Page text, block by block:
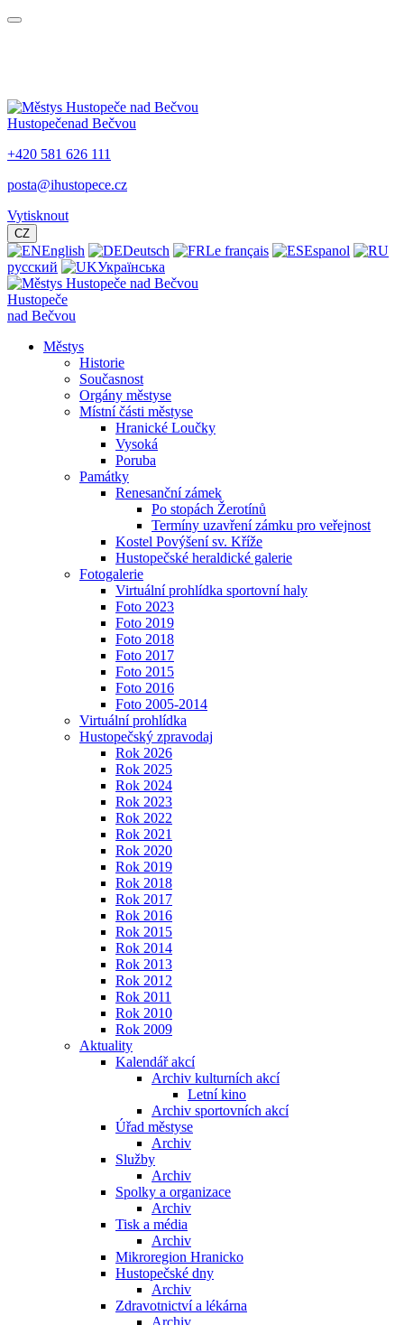
Hustopečenad Bečvou
+420 581 626 111
posta@ihustopece.cz
Vytisknout
CZ
English Deutsch Le français
Espanol
русский
Українська
Hustopeče
nad Bečvou
Městys
Historie
Současnost
Orgány městyse
Místní části městyse
Hranické Loučky
Vysoká
Poruba
Památky
Renesanční zámek
Po stopách Žerotínů
Termíny uzavření zámku pro veřejnost
Kostel Povýšení sv. Kříže
Hustopečské heraldické galerie
Fotogalerie
Virtuální prohlídka sportovní haly
Foto 2023
Foto 2019
Foto 2018
Foto 2017
Foto 2015
Foto 2016
Foto 2005-2014
Virtuální prohlídka
Hustopečský zpravodaj
Rok 2026
Rok 2025
Rok 2024
Rok 2023
Rok 2022
Rok 2021
Rok 2020
Rok 2019
Rok 2018
Rok 2017
Rok 2016
Rok 2015
Rok 2014
Rok 2013
Rok 2012
Rok 2011
Rok 2010
Rok 2009
Aktuality
Kalendář akcí
Archiv kulturních akcí
Letní kino
Archiv sportovních akcí
Úřad městyse
Archiv
Služby
Archiv
Spolky a organizace
Archiv
Tisk a média
Archiv
Mikroregion Hranicko
Hustopečské dny
Archiv
Zdravotnictví a lékárna
Archiv